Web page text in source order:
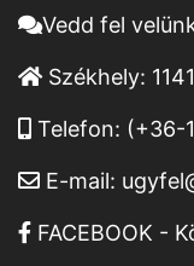
Vedd fel
Székhely:
Telefon: (+36-
E-mail:
FACEBOOK -